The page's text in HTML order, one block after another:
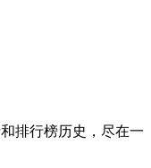
排行榜历史，尽在一